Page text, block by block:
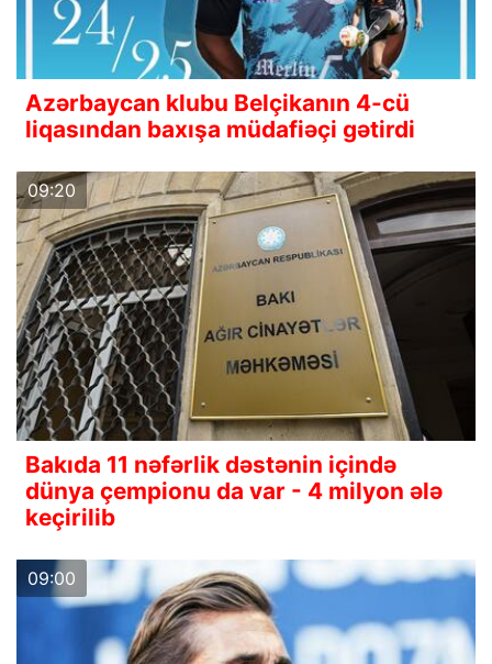
Azərbaycan klubu Belçikanın 4-cü
liqasından baxışa müdafiəçi gətirdi
09:20
Bakıda 11 nəfərlik dəstənin içində
dünya çempionu da var - 4 milyon ələ
keçirilib
09:00